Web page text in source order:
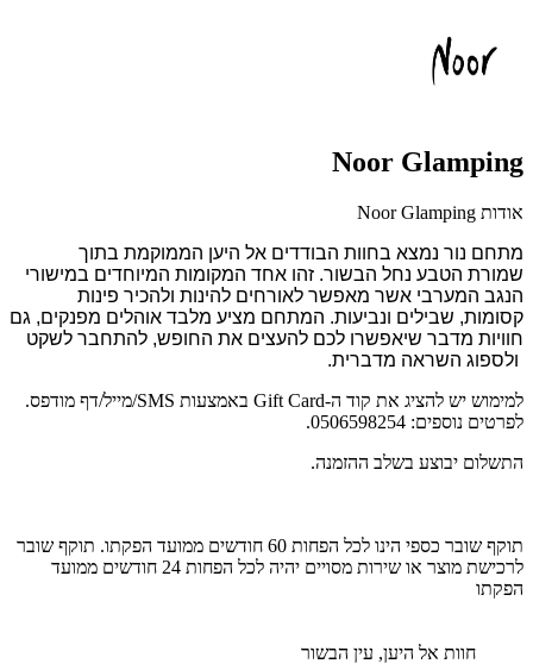
Noor Glamping
אודות Noor Glamping
מתחם נור נמצא בחוות הבודדים אל היען הממוקמת בתוך
שמורת הטבע נחל הבשור. זהו אחד המקומות המיוחדים במישורי
הנגב המערבי אשר מאפשר לאורחים להינות ולהכיר פינות
קסומות, שבילים ונביעות. המתחם מציע מלבד אוהלים מפנקים, גם
חוויות מדבר שיאפשרו לכם להעצים את החופש, להתחבר לשקט
ולספוג השראה מדברית.
למימוש יש להציג את קוד ה-Gift Card באמצעות SMS/מייל/דף מודפס.
לפרטים נוספים: 0506598254.
התשלום יבוצע בשלב ההזמנה.
תוקף שובר כספי הינו לכל הפחות 60 חודשים ממועד הפקתו. תוקף שובר
לרכישת מוצר או שירות מסויים יהיה לכל הפחות 24 חודשים ממועד
הפקתו
חוות אל היען, עין הבשור